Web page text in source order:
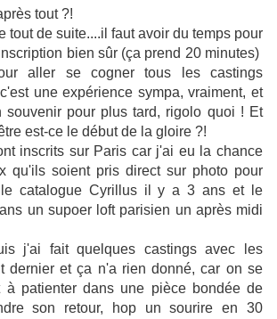
tout ?!
tout de suite....il faut avoir du temps pour
bien sûr (ça prend 20 minutes)
aller se cogner tous les castings
une expérience sympa, vraiment, et
souvenir pour plus tard, rigolo quoi ! Et
est-ce le début de la gloire ?!
inscrits sur Paris car j'ai eu la chance
qu'ils soient pris direct sur photo pour
catalogue Cyrillus il y a 3 ans et le
un supoer loft parisien un après midi
j'ai fait quelques castings avec les
dernier et ça n'a rien donné, car on se
à patienter dans une pièce bondée de
son retour, hop un sourire en 30